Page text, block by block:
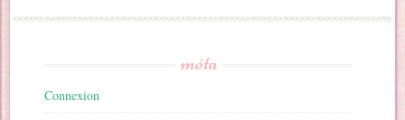
méta
Connexion